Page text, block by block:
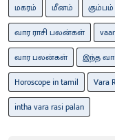
மகரம் மீனம் கும்பம்
வார ராசி பலன்கள்
வார பலன்கள்
இந்த
Horoscope in tamil
Vara
intha vara rasi palan